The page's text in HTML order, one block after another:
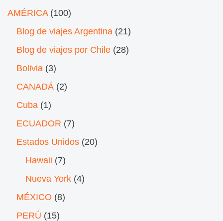
AMÉRICA(100)
Blog de viajes Argentina (21)
Blog de viajes por Chile (28)
Bolivia (3)
CANADÁ (2)
Cuba (1)
ECUADOR (7)
Estados Unidos (20)
Hawaii (7)
Nueva York (4)
MÉXICO (8)
PERÚ (15)